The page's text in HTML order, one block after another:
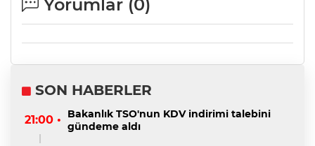
Yorumlar (0)
SON HABERLER
21:00 •
Bakanlık TSO'nun KDV indirimi talebini
gündeme aldı